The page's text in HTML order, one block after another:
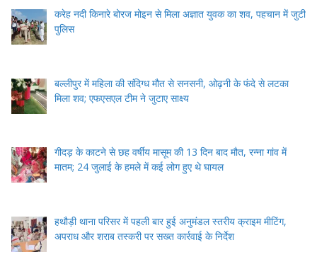
करेह नदी किनारे बोरज मोइन से मिला अज्ञात युवक का शव, पहचान में जुटी
पुलिस
बल्लीपुर में महिला की संदिग्ध मौत से सनसनी, ओढ़नी के फंदे से लटका
मिला शव; एफएसएल टीम ने जुटाए साक्ष्य
गीदड़ के काटने से छह वर्षीय मासूम की 13 दिन बाद मौत, रन्ना गांव में
मातम; 24 जुलाई के हमले में कई लोग हुए थे घायल
हथौड़ी थाना परिसर में पहली बार हुई अनुमंडल स्तरीय क्राइम मीटिंग,
अपराध और शराब तस्करी पर सख्त कार्रवाई के निर्देश